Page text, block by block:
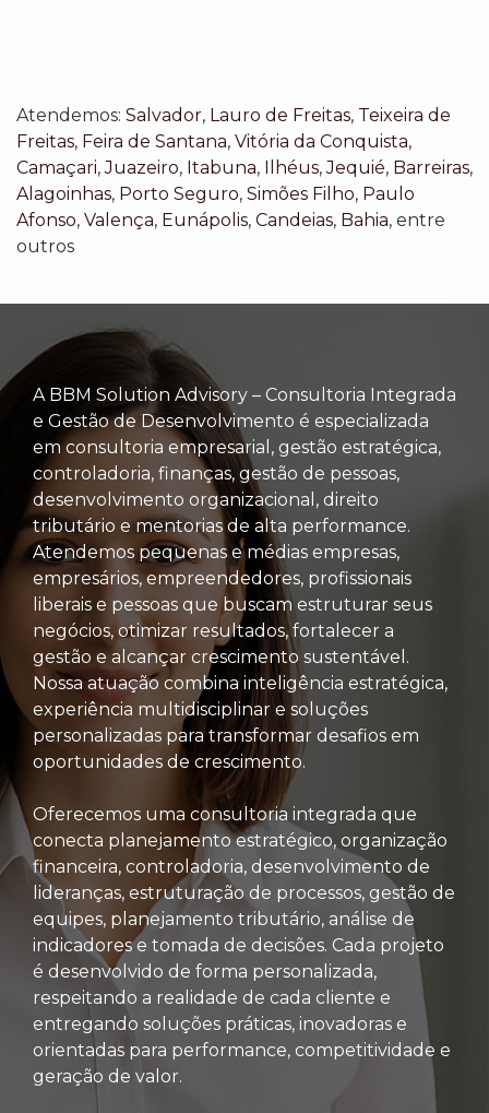
Atendemos: Salvador, Lauro de Freitas, Teixeira de
Freitas, Feira de Santana, Vitória da Conquista,
Camaçari,Juazeiro, Itabuna, Ilhéus,Jequié, Barreiras,
Alagoinhas, Porto Seguro, Simões Filho, Paulo
Afonso, Valença, Eunápolis, Candeias, Bahia, entre
outros
A BBM Solution Advisory – Consultoria Integrada
e Gestão de Desenvolvimento é especializada
em consultoria empresarial, gestão estratégica,
controladoria, finanças, gestão de pessoas,
desenvolvimento organizacional, direito
tributário e mentorias de alta performance.
Atendemos pequenas e médias empresas,
empresários, empreendedores, profissionais
liberais e pessoas que buscam estruturar seus
negócios, otimizar resultados, fortalecer a
gestão e alcançar crescimento sustentável.
Nossa atuação combina inteligência estratégica,
experiência multidisciplinar e soluções
personalizadas para transformar desafios em
oportunidades de crescimento.
Oferecemos uma consultoria integrada que
conecta planejamento estratégico, organização
financeira, controladoria, desenvolvimento de
lideranças, estruturação de processos, gestão de
equipes, planejamento tributário, análise de
indicadores e tomada de decisões. Cada projeto
é desenvolvido de forma personalizada,
respeitando a realidade de cada cliente e
entregando soluções práticas, inovadoras e
orientadas para performance, competitividade e
geração de valor.